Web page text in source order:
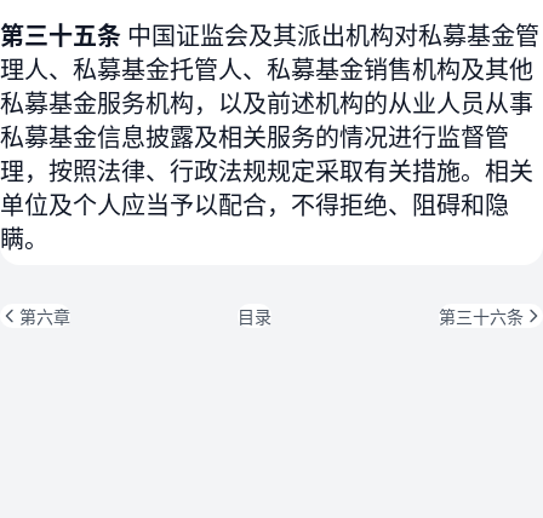
第三十五条 中国证监会及其派出机构对私募基金管
理人、私募基金托管人、私募基金销售机构及其他
私募基金服务机构，以及前述机构的从业人员从事
私募基金信息披露及相关服务的情况进行监督管
理，按照法律、行政法规规定采取有关措施。相关
单位及个人应当予以配合，不得拒绝、阻碍和隐
瞒。
第六章 目录 第三十六条